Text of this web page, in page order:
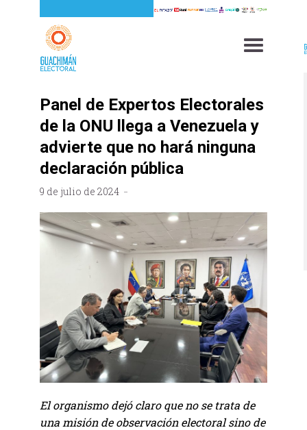
Panel de Expertos Electorales
de la ONU llega a Venezuela y
advierte que no hará ninguna
declaración pública
9 de julio de 2024
El organismo dejó claro que no se trata de
una misión de observación electoral sino de